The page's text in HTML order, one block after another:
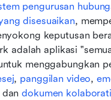
pengurusan
disesuaikan,
keputusan
adalah aplikasi
menggabungkan
, panggilan video,
dan dokumen